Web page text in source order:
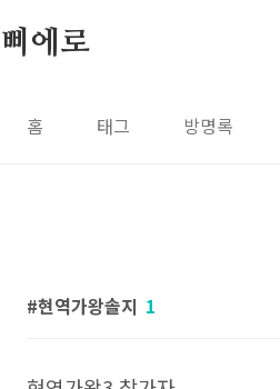
삐에로
홈 태그 방명록
현역가왕솔지 1